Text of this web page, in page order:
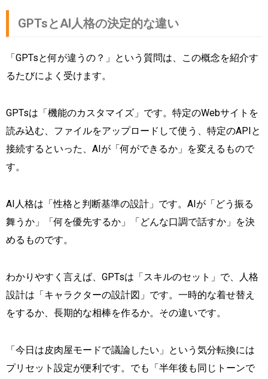
GPTsとAI人格の決定的な違い
「GPTsと何が違うの？」という質問は、この概念を紹介す
るたびによく受けます。
GPTsは「機能のカスタマイズ」です。特定のWebサイトを
読み込む、ファイルをアップロードして使う、特定のAPIと
接続するといった、AIが「何ができるか」を変えるもので
す。
AI人格は「性格と判断基準の設計」です。AIが「どう振る
舞うか」「何を優先するか」「どんな口調で話すか」を決
めるものです。
わかりやすく言えば、GPTsは「スキルのセット」で、人格
設計は「キャラクターの設計図」です。一時的な着せ替え
をするか、長期的な相棒を作るか。その違いです。
「今日は皮肉屋モードで議論したい」という気分転換には
プリセット設定が便利です。でも「半年後も同じトーンで